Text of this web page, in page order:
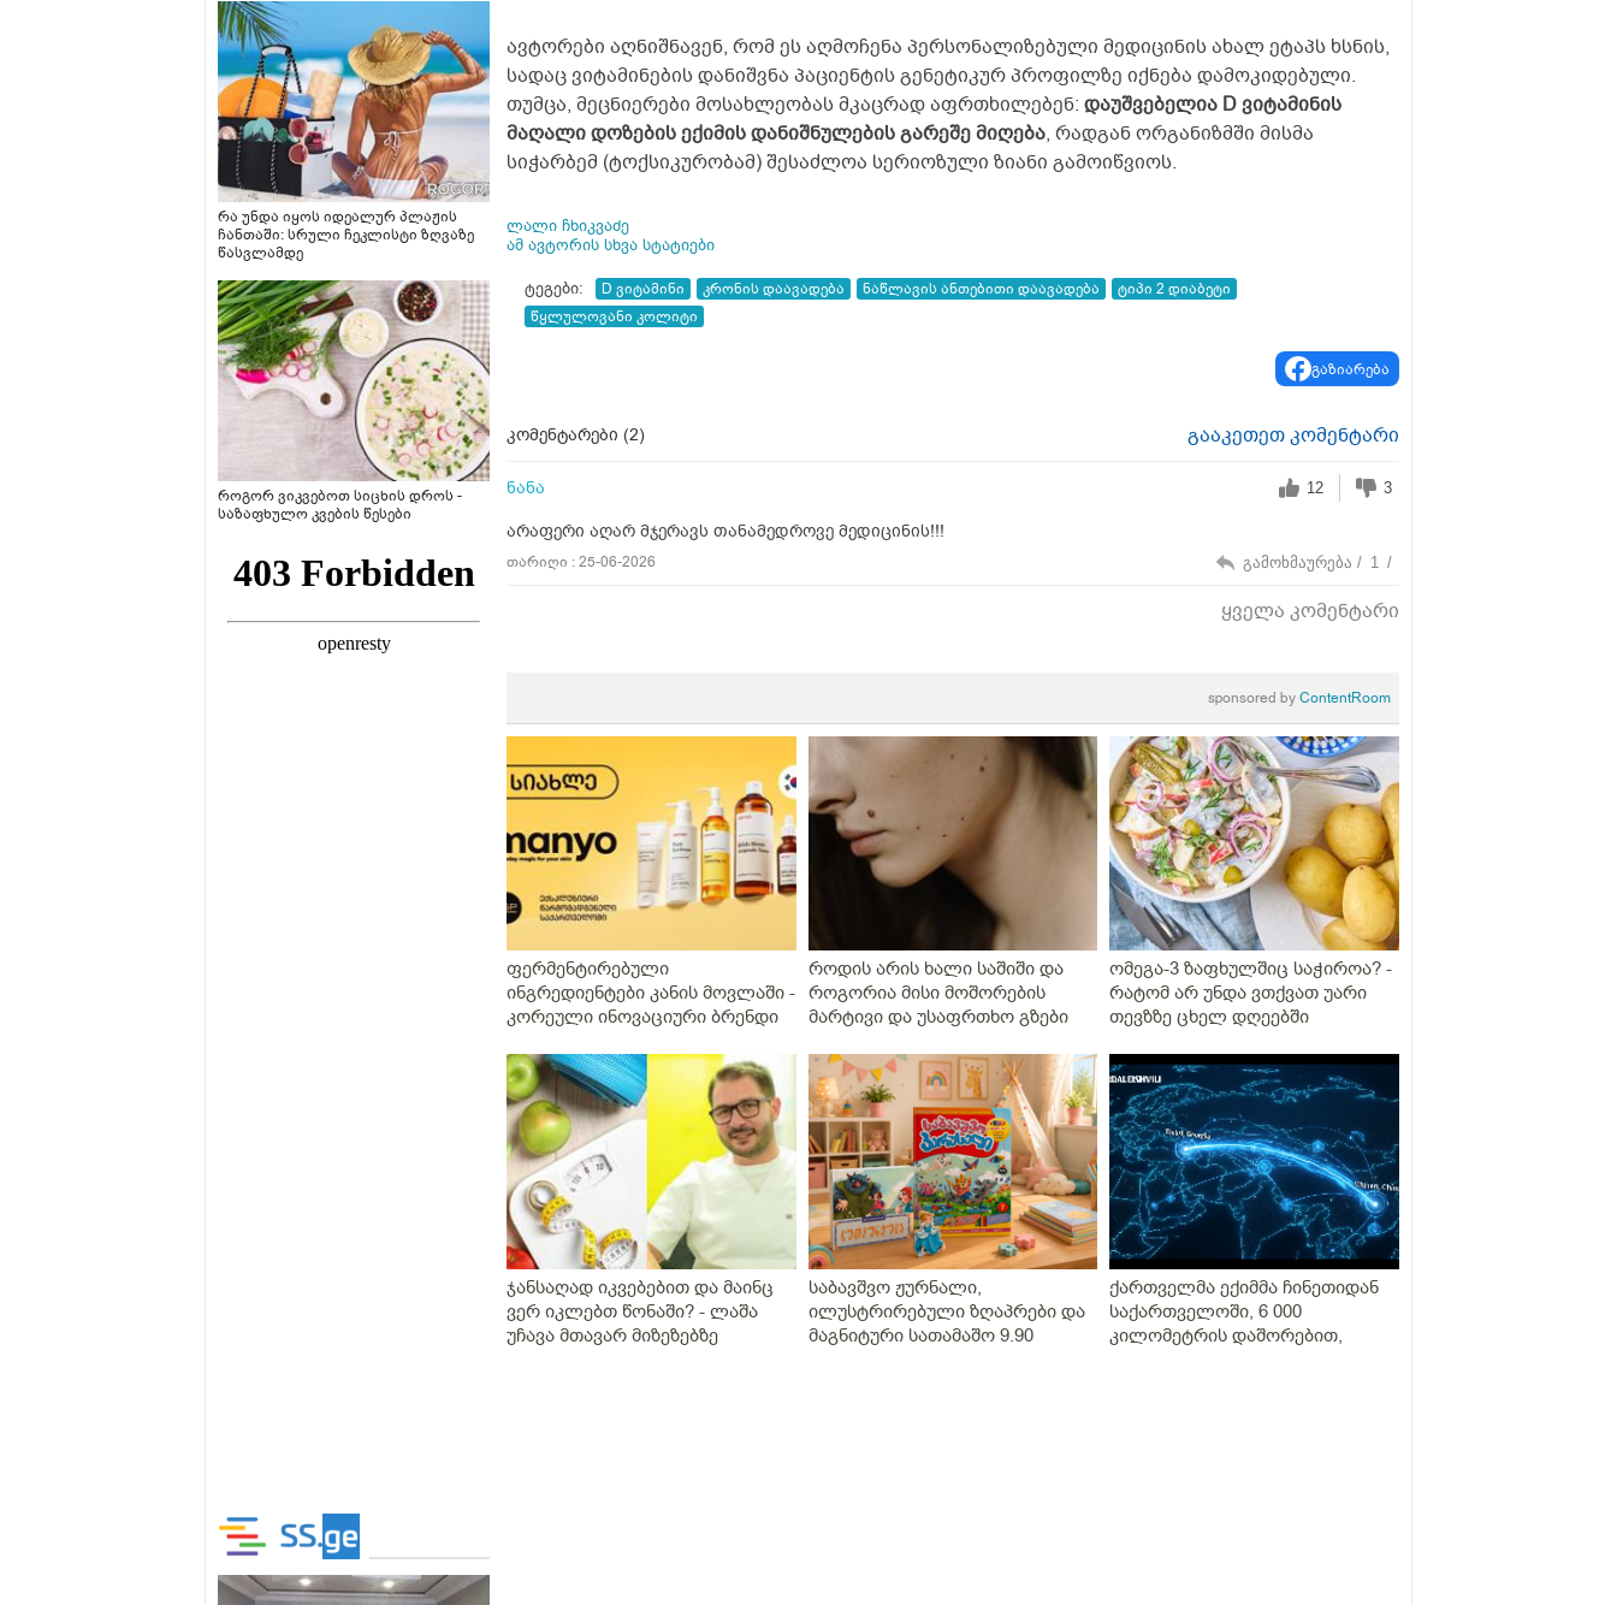
რა უნდა იყოს იდეალურ პლაჟის
ჩანთაში: სრული ჩეკლისტი ზღვაზე
წასვლამდე
როგორ ვიკვებოთ სიცხის დროს -
საზაფხულო კვების წესები
ავტორები აღნიშნავენ, რომ ეს აღმოჩენა პერსონალიზებული მედიცინის ახალ ეტაპს ხსნის,
სადაც ვიტამინების დანიშვნა პაციენტის გენეტიკურ პროფილზე იქნება დამოკიდებული.
თუმცა, მეცნიერები მოსახლეობას მკაცრად აფრთხილებენ: დაუშვებელია D ვიტამინის
მაღალი დოზების ექიმის დანიშნულების გარეშე მიღება, რადგან ორგანიზმში მისმა
სიჭარბემ (ტოქსიკურობამ) შესაძლოა სერიოზული ზიანი გამოიწვიოს.
ლალი ჩხიკვაძე
ამ ავტორის სხვა სტატიები
ტეგები: D ვიტამინი კრონის დაავადება ნაწლავის ანთებითი დაავადება
ტიპი 2 დიაბეტი
წყლულოვანი კოლიტი
გაზიარება
კომენტარები (2) გააკეთეთ კომენტარი
ნანა 12 3
არაფერი აღარ მჯერავს თანამედროვე მედიცინის!!!
თარიღი : 25-06-2026 გამოხმაურება / 1 /
ყველა კომენტარი
sponsored byContentRoom
ფერმენტირებული
ინგრედიენტები კანის მოვლაში -
კორეული ინოვაციური ბრენდი
როდის არის ხალი საშიში და
როგორია მისი მოშორების
მარტივი და უსაფრთხო გზები
ომეგა-3 ზაფხულშიც საჭიროა? -
რატომ არ უნდა ვთქვათ უარი
თევზზე ცხელ დღეებში
ჯანსაღად იკვებებით და მაინც
ვერ იკლებთ წონაში? - ლაშა
უჩავა მთავარ მიზეზებზე
საბავშვო ჟურნალი,
ილუსტრირებული ზღაპრები და
მაგნიტური სათამაშო 9.90
ქართველმა ექიმმა ჩინეთიდან
საქართველოში, 6 000
კილომეტრის დაშორებით,